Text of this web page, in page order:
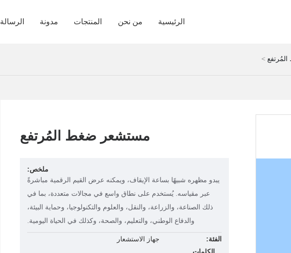
الرئيسية من نحن المنتجات مدونة الرسالة
مستشعر ضغط المُرتفع
ملخص:
يبدو مظهره شبيهًا بساعة الإيقاف، ويمكنه عرض القيم الرقمية مباشرةً
عبر مقياسه. يُستخدم على نطاق واسع في مجالات متعددة، بما في
ذلك الصناعة، والزراعة، والنقل، والعلوم والتكنولوجيا، وحماية البيئة،
والدفاع الوطني، والتعليم، والصحة، وكذلك في الحياة اليومية.
الفئة:
جهاز الاستشعار